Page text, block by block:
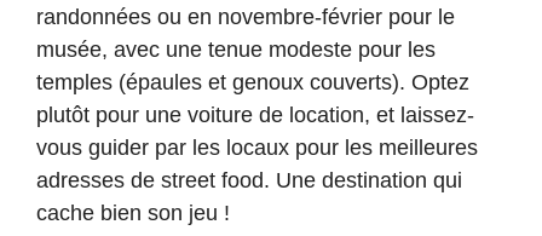
randonnées ou en novembre-février pour le
musée, avec une tenue modeste pour les
temples (épaules et genoux couverts). Optez
plutôt pour une voiture de location, et laissez-
vous guider par les locaux pour les meilleures
adresses de street food. Une destination qui
cache bien son jeu !